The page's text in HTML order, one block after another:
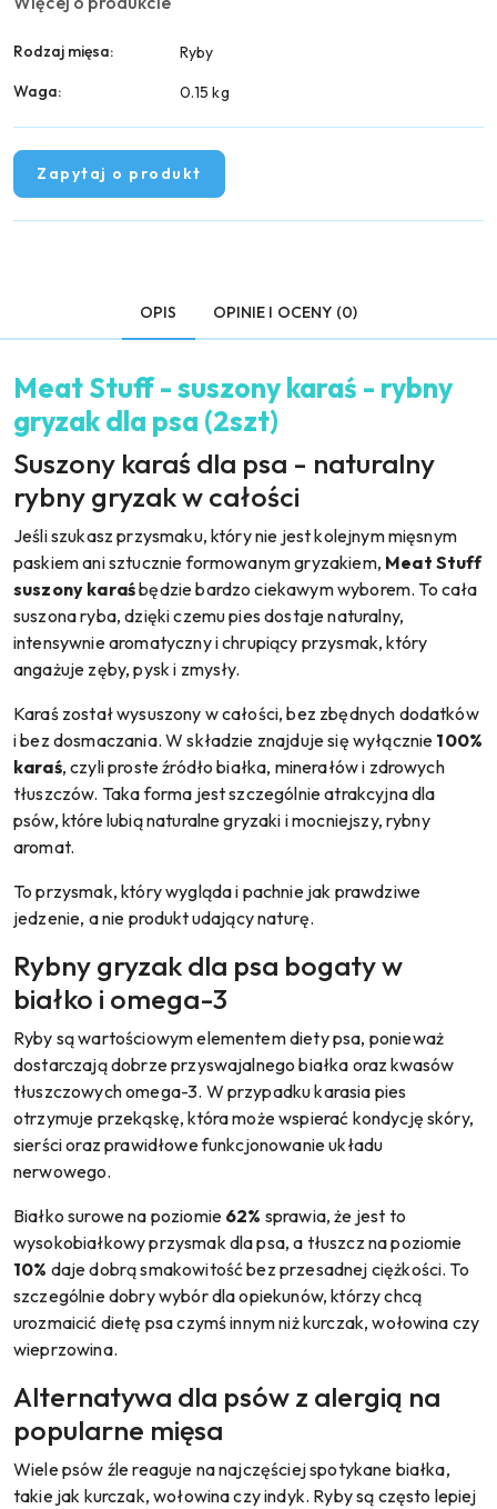
Rodzaj mięsa:
Ryby
Waga:
0.15 kg
Zapytaj o produkt
OPIS OPINIE I OCENY (0)
Meat Stuff - suszony karaś - rybny
gryzak dla psa (2szt)
Suszony karaś dla psa - naturalny
rybny gryzak w całości
Jeśli szukasz przysmaku, który nie jest kolejnym mięsnym
paskiem ani sztucznie formowanym gryzakiem, Meat Stuff
suszony karaśbędzie bardzo ciekawym wyborem. To cała
suszona ryba, dzięki czemu pies dostaje naturalny,
intensywnie aromatyczny i chrupiący przysmak, który
angażuje zęby, pysk i zmysły.
Karaś został wysuszony w całości, bez zbędnych dodatków
i bez dosmaczania. W składzie znajduje się wyłącznie 100%
karaś, czyli proste źródło białka, minerałów i zdrowych
tłuszczów. Taka forma jest szczególnie atrakcyjna dla
psów, które lubią naturalne gryzaki i mocniejszy, rybny
aromat.
To przysmak, który wygląda i pachnie jak prawdziwe
jedzenie, a nie produkt udający naturę.
Rybny gryzak dla psa bogaty w
białko i omega-3
Ryby są wartościowym elementem diety psa, ponieważ
dostarczają dobrze przyswajalnego białka oraz kwasów
tłuszczowych omega-3. W przypadku karasia pies
otrzymuje przekąskę, która może wspierać kondycję skóry,
sierści oraz prawidłowe funkcjonowanie układu
nerwowego.
Białko surowe na poziomie 62% sprawia, że jest to
wysokobiałkowy przysmak dla psa, a tłuszcz na poziomie
10% daje dobrą smakowitość bez przesadnej ciężkości. To
szczególnie dobry wybór dla opiekunów, którzy chcą
urozmaicić dietę psa czymś innym niż kurczak, wołowina czy
wieprzowina.
Alternatywa dla psów z alergią na
popularne mięsa
Wiele psów źle reaguje na najczęściej spotykane białka,
takie jak kurczak, wołowina czy indyk. Ryby są często lepiej